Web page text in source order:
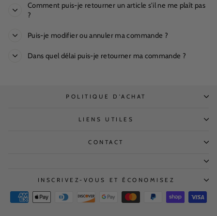
Comment puis-je retourner un article s'il ne me plaît pas
?
Puis-je modifier ou annuler ma commande ?
Dans quel délai puis-je retourner ma commande ?
POLITIQUE D'ACHAT
LIENS UTILES
CONTACT
INSCRIVEZ-VOUS ET ÉCONOMISEZ